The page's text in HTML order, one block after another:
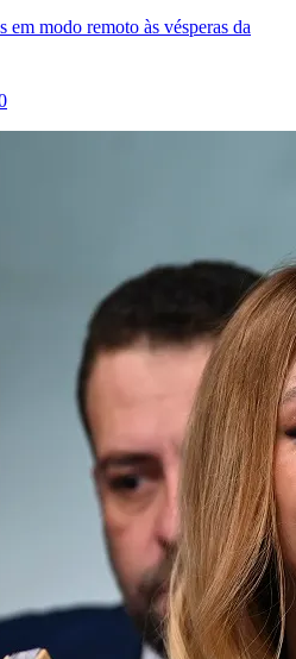
em modo remoto às vésperas da